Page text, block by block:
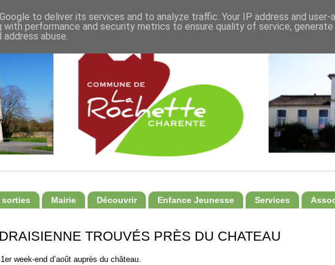
sorties Mairie Découvrir Enfance Jeunesse Services
TROUVÉS PRÈS DU CHATEAU
week-end d’août auprès du château.
to deliver its services and to analyze traffic. Your IP address and user-
with performance and security metrics to ensure quality of service, generate
abuse.